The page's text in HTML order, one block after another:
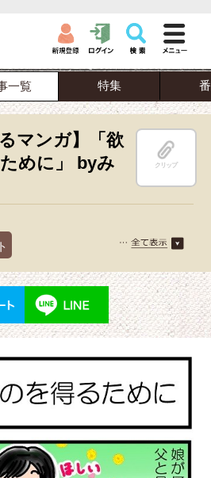
一覧 特集
マンガ】「欲
めに」 byみ
クリップ